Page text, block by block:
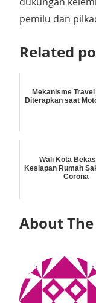
pemilu dan
Related
Mekanisme
Diterapkan saat
Wali Kota
Kesiapan Rumah
Corona
About